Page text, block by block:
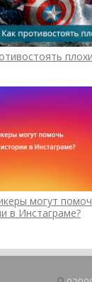
могут
в Инстаграме?